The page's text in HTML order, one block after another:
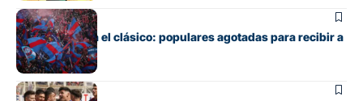
Fútbol
Boedo ya juega el clásico: populares agotadas para recibir a
Huracán
Fútbol